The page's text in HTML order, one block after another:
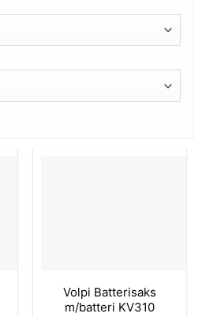
Volpi Batterisaks
m/batteri KV310